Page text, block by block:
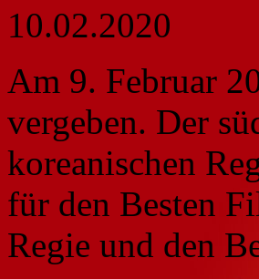
10.02.2020
Am 9. Februar
vergeben. Der
koreanischen
für den Besten
Regie und den